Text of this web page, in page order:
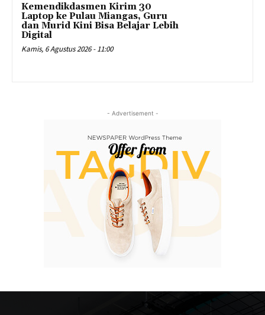
Kemendikdasmen Kirim 30
Laptop ke Pulau Miangas, Guru
dan Murid Kini Bisa Belajar Lebih
Digital
Kamis, 6 Agustus 2026 - 11:00
- Advertisement -